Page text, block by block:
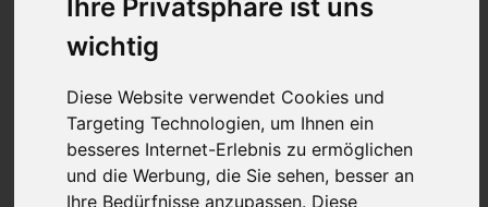
Ihre Privatsphäre ist uns
wichtig
Diese Website verwendet Cookies und
Targeting Technologien, um Ihnen ein
besseres Internet-Erlebnis zu ermöglichen
und die Werbung, die Sie sehen, besser an
Ihre Bedürfnisse anzupassen. Diese
3,40 €